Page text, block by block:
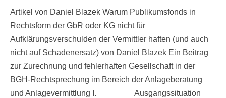
Artikel von Daniel Blazek Warum Publikumsfonds in
Rechtsform der GbR oder KG nicht für
Aufklärungsverschulden der Vermittler haften (und auch
nicht auf Schadenersatz) von Daniel Blazek Ein Beitrag
zur Zurechnung und fehlerhaften Gesellschaft in der
BGH-Rechtsprechung im Bereich der Anlageberatung
und Anlagevermittlung I. Ausgangssituation